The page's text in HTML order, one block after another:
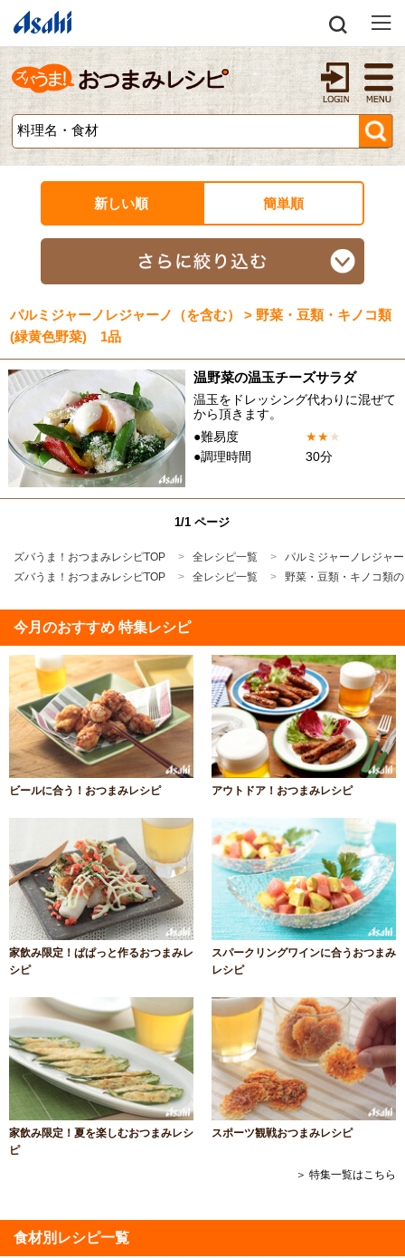
新しい順 簡単順
パルミジャーノレジャーノ（を含む） > 野菜・豆類・キノコ類
(緑黄色野菜) 1品
温野菜の温玉チーズサラダ
温玉をドレッシング代わりに混ぜて
から頂きます。
●難易度
★★★
●調理時間
30分
1/1 ページ
ズバうま！おつまみレシピTOP 全レシピ一覧
パルミジャーノレジャ
ズバうま！おつまみレシピTOP
全レシピ一覧 野菜・豆類・キノコ類
今月のおすすめ 特集レシピ
ビールに合う！おつまみレシピ アウトドア！おつまみレシピ
家飲み限定！ぱぱっと作るおつまみレ
シピ
スパークリングワインに合うおつまみ
レシピ
家飲み限定！夏を楽しむおつまみレシ
ピ
スポーツ観戦おつまみレシピ
＞ 特集一覧はこちら
食材別レシピ一覧